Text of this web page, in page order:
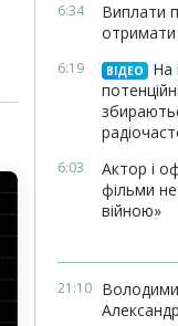
6:34
Виплати
отримати
6:19 ВІДЕО
На
6:03
Актор і
фільми
війною»
21:10